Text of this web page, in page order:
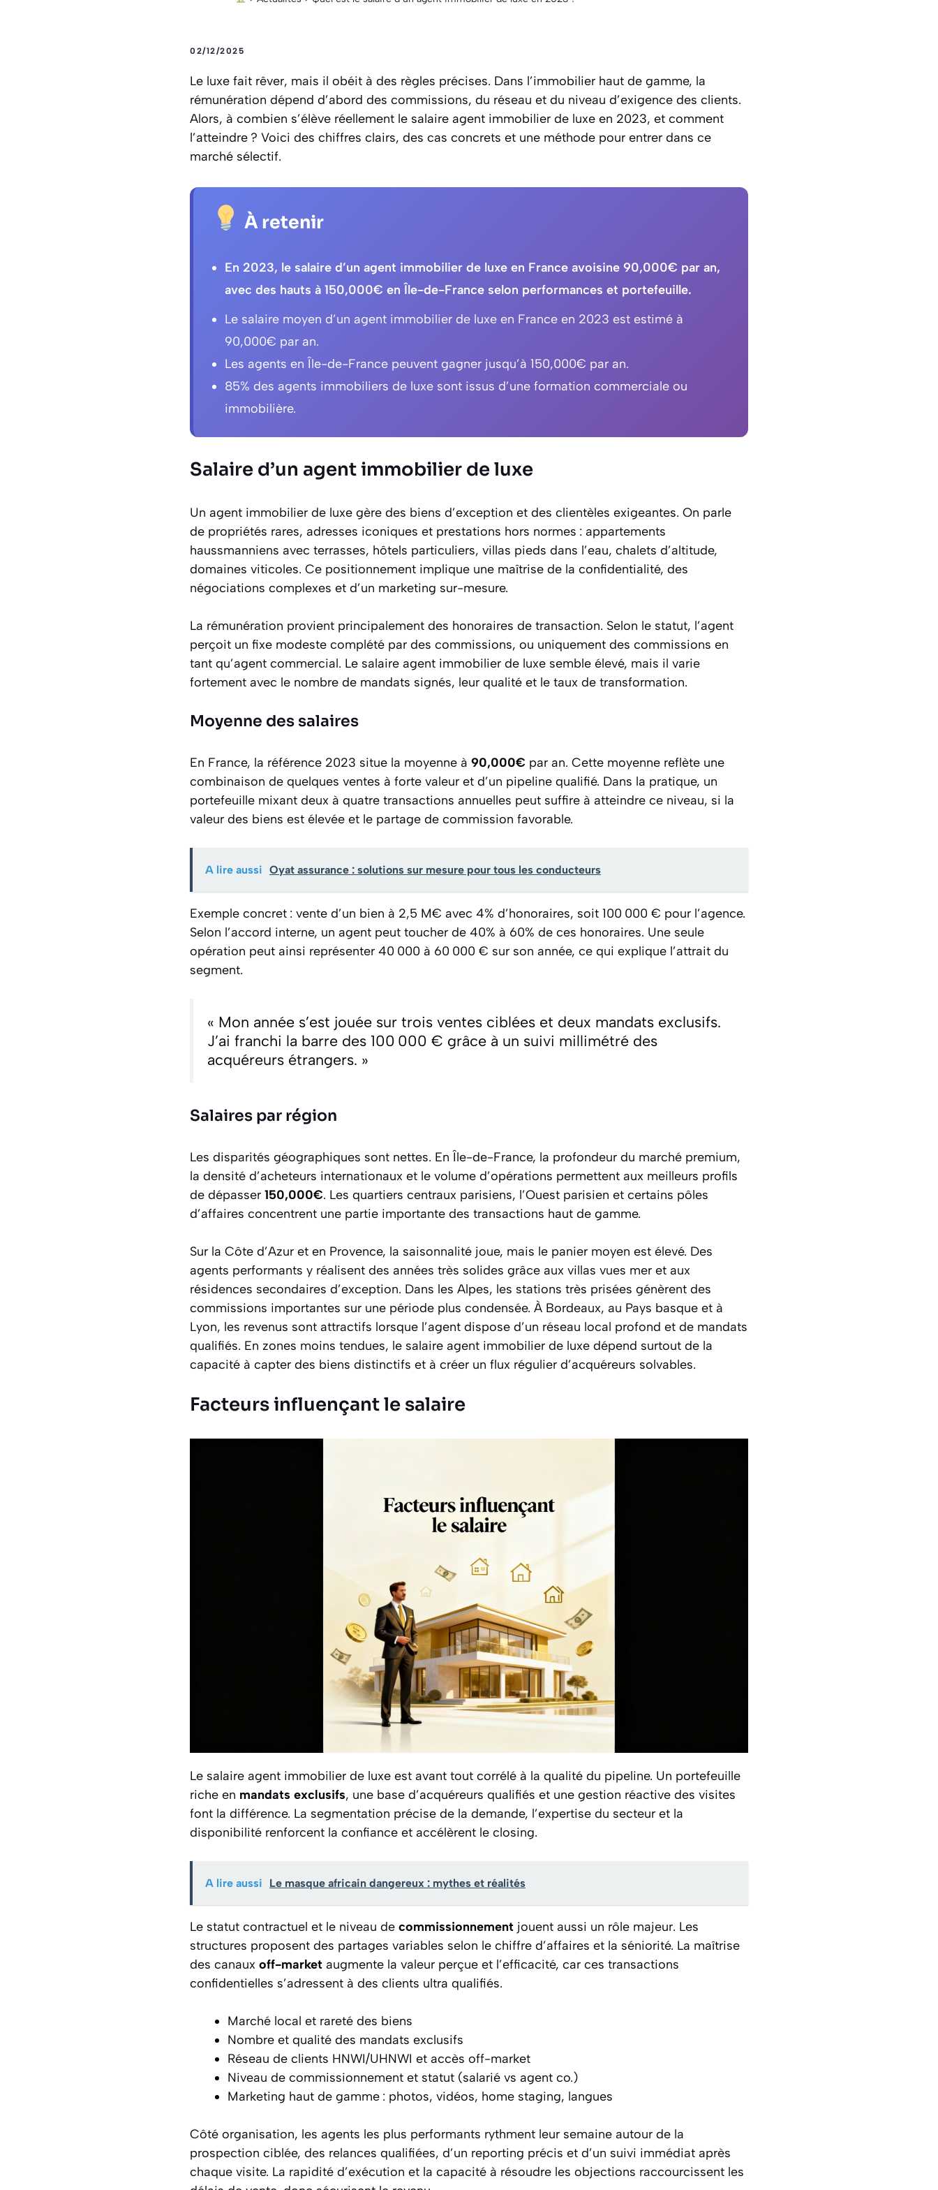
02/12/2025
Le luxe fait rêver, mais il obéit à des règles précises. Dans l’immobilier haut de gamme, la
rémunération dépend d’abord des commissions, du réseau et du niveau d’exigence des clients.
Alors, à combien s’élève réellement le salaire agent immobilier de luxe en 2023, et comment
l’atteindre ? Voici des chiffres clairs, des cas concrets et une méthode pour entrer dans ce
marché sélectif.
À retenir
En 2023, le salaire d’un agent immobilier de luxe en France avoisine 90,000€ par an,
avec des hauts à 150,000€ en Île-de-France selon performances et portefeuille.
Le salaire moyen d’un agent immobilier de luxe en France en 2023 est estimé à
90,000€ par an.
Les agents en Île-de-France peuvent gagner jusqu’à 150,000€ par an.
85% des agents immobiliers de luxe sont issus d’une formation commerciale ou
immobilière.
Salaire d’un agent immobilier de luxe
Un agent immobilier de luxe gère des biens d’exception et des clientèles exigeantes. On parle
de propriétés rares, adresses iconiques et prestations hors normes : appartements
haussmanniens avec terrasses, hôtels particuliers, villas pieds dans l’eau, chalets d’altitude,
domaines viticoles. Ce positionnement implique une maîtrise de la confidentialité, des
négociations complexes et d’un marketing sur-mesure.
La rémunération provient principalement des honoraires de transaction. Selon le statut, l’agent
perçoit un fixe modeste complété par des commissions, ou uniquement des commissions en
tant qu’agent commercial. Le salaire agent immobilier de luxe semble élevé, mais il varie
fortement avec le nombre de mandats signés, leur qualité et le taux de transformation.
Moyenne des salaires
En France, la référence 2023 situe la moyenne à 90,000€ par an. Cette moyenne reflète une
combinaison de quelques ventes à forte valeur et d’un pipeline qualifié. Dans la pratique, un
portefeuille mixant deux à quatre transactions annuelles peut suffire à atteindre ce niveau, si la
valeur des biens est élevée et le partage de commission favorable.
A lire aussi Oyat assurance : solutions sur mesure pour tous les conducteurs
Exemple concret : vente d’un bien à 2,5 M€ avec 4% d’honoraires, soit 100 000 € pour l’agence.
Selon l’accord interne, un agent peut toucher de 40% à 60% de ces honoraires. Une seule
opération peut ainsi représenter 40 000 à 60 000 € sur son année, ce qui explique l’attrait du
segment.
« Mon année s’est jouée sur trois ventes ciblées et deux mandats exclusifs.
J’ai franchi la barre des 100 000 € grâce à un suivi millimétré des
acquéreurs étrangers. »
Salaires par région
Les disparités géographiques sont nettes. En Île-de-France, la profondeur du marché premium,
la densité d’acheteurs internationaux et le volume d’opérations permettent aux meilleurs profils
de dépasser 150,000€. Les quartiers centraux parisiens, l’Ouest parisien et certains pôles
d’affaires concentrent une partie importante des transactions haut de gamme.
Sur la Côte d’Azur et en Provence, la saisonnalité joue, mais le panier moyen est élevé. Des
agents performants y réalisent des années très solides grâce aux villas vues mer et aux
résidences secondaires d’exception. Dans les Alpes, les stations très prisées génèrent des
commissions importantes sur une période plus condensée. À Bordeaux, au Pays basque et à
Lyon, les revenus sont attractifs lorsque l’agent dispose d’un réseau local profond et de mandats
qualifiés. En zones moins tendues, le salaire agent immobilier de luxe dépend surtout de la
capacité à capter des biens distinctifs et à créer un flux régulier d’acquéreurs solvables.
Facteurs influençant le salaire
Le salaire agent immobilier de luxe est avant tout corrélé à la qualité du pipeline. Un portefeuille
riche en mandats exclusifs, une base d’acquéreurs qualifiés et une gestion réactive des visites
font la différence. La segmentation précise de la demande, l’expertise du secteur et la
disponibilité renforcent la confiance et accélèrent le closing.
A lire aussi Le masque africain dangereux : mythes et réalités
Le statut contractuel et le niveau de commissionnement jouent aussi un rôle majeur. Les
structures proposent des partages variables selon le chiffre d’affaires et la séniorité. La maîtrise
des canaux off-market augmente la valeur perçue et l’efficacité, car ces transactions
confidentielles s’adressent à des clients ultra qualifiés.
Marché local et rareté des biens
Nombre et qualité des mandats exclusifs
Réseau de clients HNWI/UHNWI et accès off-market
Niveau de commissionnement et statut (salarié vs agent co.)
Marketing haut de gamme : photos, vidéos, home staging, langues
Côté organisation, les agents les plus performants rythment leur semaine autour de la
prospection ciblée, des relances qualifiées, d’un reporting précis et d’un suivi immédiat après
chaque visite. La rapidité d’exécution et la capacité à résoudre les objections raccourcissent les